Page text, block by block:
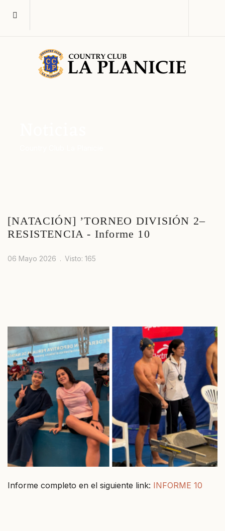
[NATACIÓN] ’TORNEO DIVISIÓN 2–
RESISTENCIA - Informe 10
06 Mayo 2026 Visto: 165
Informe completo en el siguiente link: INFORME 10